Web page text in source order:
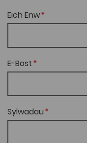
Eich Enw
E-Bost
Sylwadau